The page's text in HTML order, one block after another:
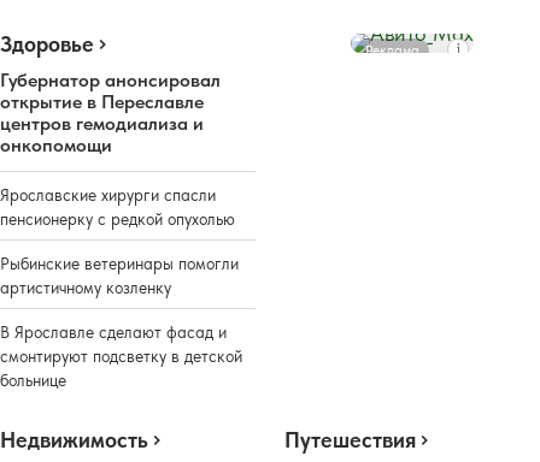
Здоровье
Губернатор анонсировал
открытие в Переславле
центров гемодиализа и
онкопомощи
Ярославские хирурги спасли
пенсионерку с редкой опухолью
Рыбинские ветеринары помогли
артистичному козленку
В Ярославле сделают фасад и
смонтируют подсветку в детской
больнице
Реклама
Недвижимость Путешествия